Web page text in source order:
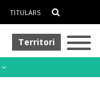
TITULARS
Territori